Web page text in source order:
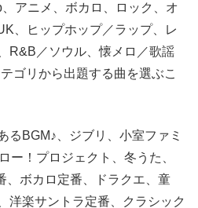
アニメ、ボカロ、ロック、オ
、ヒップホップ／ラップ、レ
R&B／ソウル、懐メロ／歌謡
ゴリから出題する曲を選ぶこ
るBGM♪、ジブリ、小室ファミ
ー！プロジェクト、冬うた、
、ボカロ定番、ドラクエ、童
洋楽サントラ定番、クラシック